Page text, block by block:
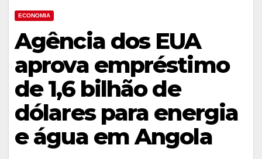
ECONOMIA
Agência dos EUA
aprova empréstimo
de 1,6 bilhão de
dólares para energia
e água em Angola